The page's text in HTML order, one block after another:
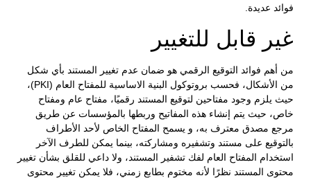
فوائد عديدة.
غير قابل للتغيير
من أهم فوائد التوقيع الرقمي هو ضمان عدم تغيير المستند بأي شكل
من الأشكال، فحسب بروتوكول البنية الاساسية للمفتاح العام (PKI)،
حيث يلزم وجود مفتاحين لتوقيع المستند رقميًا، مفتاح عام ومفتاح
خاص، حيث يتم إنشاء هذه المفاتيح وربطها بالمؤسسات عن طريق
مرجع مصدق معترف به، و يسمح المفتاح الخاص لأحد الأطراف
بالتوقيع على مستند وتشفيره ومشاركته، بينما يمكن للطرف الآخر
استخدام المفتاح العام لفك تشفير المستند، ولا داعي للقلق بشأن تغيير
محتوى المستند نظرًا لأنه مختوم بطابع زمني، فلا يمكن تغيير محتوى